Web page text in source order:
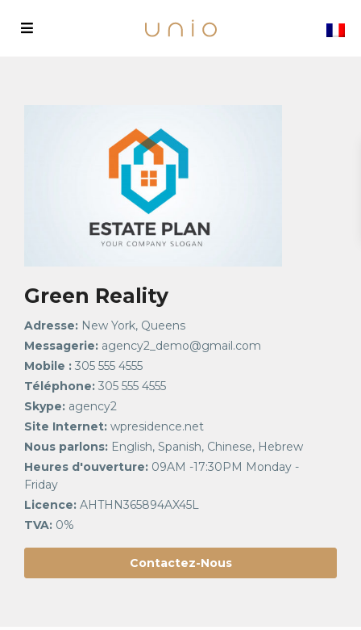
Green Reality
Adresse: New York, Queens
Messagerie: agency2_demo@gmail.com
Mobile : 305 555 4555
Téléphone: 305 555 4555
Skype: agency2
Site Internet: wpresidence.net
Nous parlons: English, Spanish, Chinese, Hebrew
Heures d'ouverture: 09AM -17:30PM Monday -
Friday
Licence: AHTHN365894AX45L
TVA: 0%
Contactez-Nous